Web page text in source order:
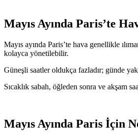
Mayıs Ayında Paris’te
Mayıs ayında Paris’te hava genellikle
kolayca yönetilebilir.
Güneşli saatler oldukça fazladır; günde
Sıcaklık sabah, öğleden sonra ve akşam
Mayıs Ayında Paris İçin